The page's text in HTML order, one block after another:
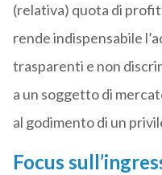
(relativa) quota di
rende indispensabile
trasparenti e non
a un soggetto di
al godimento di un
Focus